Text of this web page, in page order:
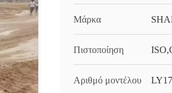
Μάρκα
Πιστοποίηση
Αριθμό μοντέλου